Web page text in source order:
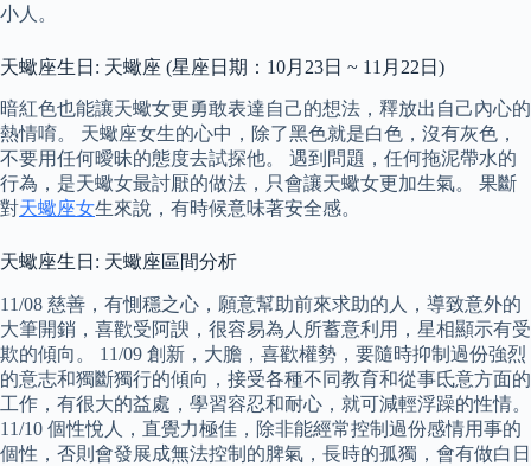
小人。
天蠍座生日: 天蠍座 (星座日期：10月23日 ~ 11月22日)
暗紅色也能讓天蠍女更勇敢表達自己的想法，釋放出自己內心的
熱情唷。 天蠍座女生的心中，除了黑色就是白色，沒有灰色，
不要用任何曖昧的態度去試探他。 遇到問題，任何拖泥帶水的
行為，是天蠍女最討厭的做法，只會讓天蠍女更加生氣。 果斷
對天蠍座女生來說，有時候意味著安全感。
天蠍座生日: 天蠍座區間分析
11/08 慈善，有惻穩之心，願意幫助前來求助的人，導致意外的
大筆開銷，喜歡受阿諛，很容易為人所蓄意利用，星相顯示有受
欺的傾向。 11/09 創新，大膽，喜歡權勢，要隨時抑制過份強烈
的意志和獨斷獨行的傾向，接受各種不同教育和從事氐意方面的
工作，有很大的益處，學習容忍和耐心，就可減輕浮躁的性情。
11/10 個性悅人，直覺力極佳，除非能經常控制過份感情用事的
個性，否則會發展成無法控制的脾氣，長時的孤獨，會有做白日